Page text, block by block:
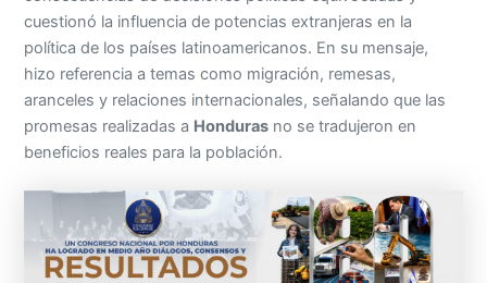
cuestionó la influencia de potencias extranjeras en la
política de los países latinoamericanos. En su mensaje,
hizo referencia a temas como migración, remesas,
aranceles y relaciones internacionales, señalando que las
promesas realizadas a Honduras no se tradujeron en
beneficios reales para la población.